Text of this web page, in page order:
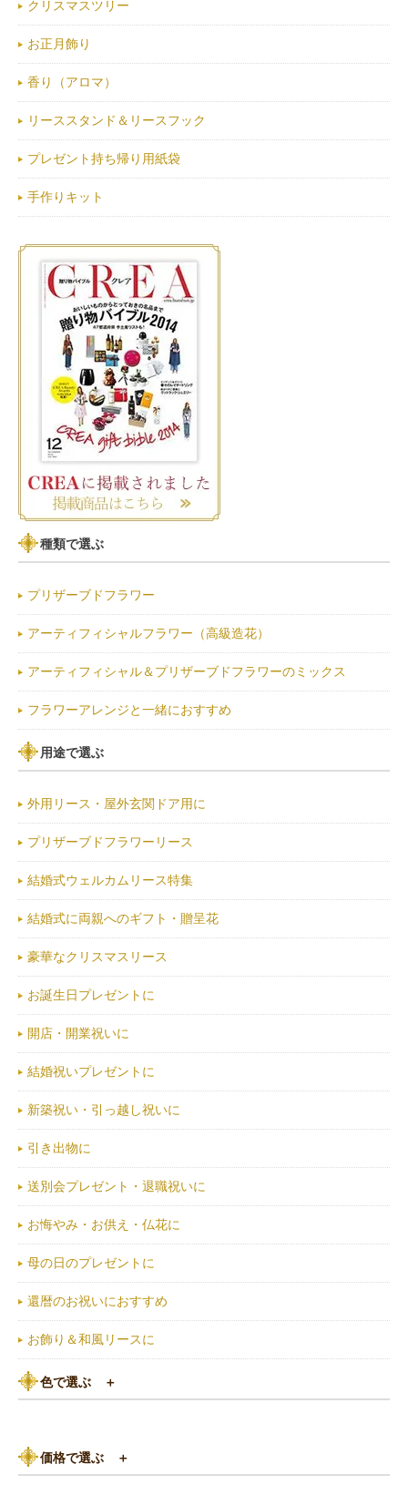
クリスマスツリー
お正月飾り
香り（アロマ）
リーススタンド＆リースフック
プレゼント持ち帰り用紙袋
手作りキット
種類で選ぶ
プリザーブドフラワー
アーティフィシャルフラワー（高級造花）
アーティフィシャル＆プリザーブドフラワーのミックス
フラワーアレンジと一緒におすすめ
用途で選ぶ
外用リース・屋外玄関ドア用に
プリザーブドフラワーリース
結婚式ウェルカムリース特集
結婚式に両親へのギフト・贈呈花
豪華なクリスマスリース
お誕生日プレゼントに
開店・開業祝いに
結婚祝いプレゼントに
新築祝い・引っ越し祝いに
引き出物に
送別会プレゼント・退職祝いに
お悔やみ・お供え・仏花に
母の日のプレゼントに
還暦のお祝いにおすすめ
お飾り＆和風リースに
色で選ぶ ＋
黄色・オレンジ系
価格で選ぶ ＋